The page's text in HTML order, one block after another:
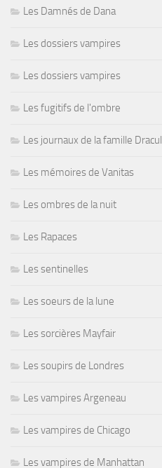
Les Damnés de Dana
Les dossiers vampires
Les dossiers vampires
Les fugitifs de l'ombre
Les journaux de la famille Dracul
Les mémoires de Vanitas
Les ombres de la nuit
Les Rapaces
Les sentinelles
Les soeurs de la lune
Les sorcières Mayfair
Les soupirs de Londres
Les vampires Argeneau
Les vampires de Chicago
Les vampires de Manhattan